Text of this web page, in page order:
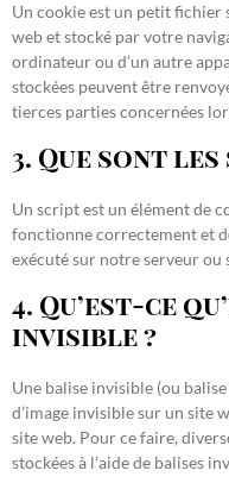
Un cookie est un petit fichier
web et stocké par votre
ordinateur ou d’un autre
stockées peuvent être
tierces parties concernées
3. Que sont
Un script est un élément de
fonctionne correctement et
exécuté sur notre serveur ou
4. Qu’est-ce
invisible ?
Une balise invisible (ou
d’image invisible sur un site
site web. Pour ce faire,
stockées à l’aide de balises